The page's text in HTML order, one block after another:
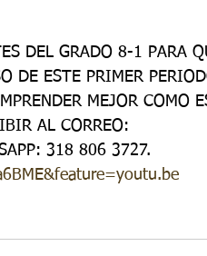
Grado 11
DEL GRADO 8-1 PARA
DE ESTE PRIMER
MEJOR COMO
AL CORREO:
318 806 3727.